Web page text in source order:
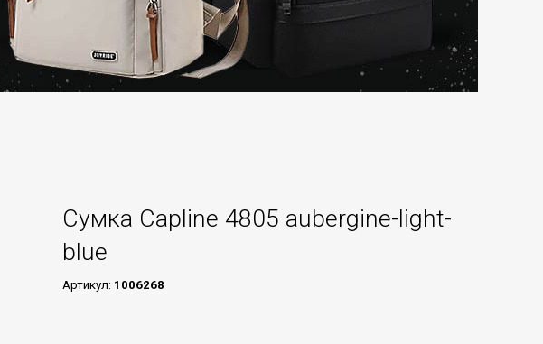
Сумка Capline 4805 aubergine-light-
blue
Артикул: 1006268